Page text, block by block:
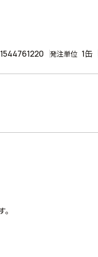
発注単位 1缶